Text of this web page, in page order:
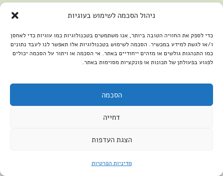
ניהול הסכמה לשימוש בעוגיות
כדי לספק את החוויה הטובה ביותר, אנו משתמשים בטכנולוגיות כמו עוגיות כדי לאחסן
ו/או לגשת למידע במכשיר. הסכמה לשימוש בטכנולוגיות אלו תאפשר לנו לעבד נתונים
כמו התנהגות גולשים או מזהים ייחודיים באתר. אי הסכמה או ויתור על הסכמה יכולים
לפגוע בפעולתן של תכונות או פונקציות מסוימות באתר.
הסכמה
דחייה
הצגת העדפות
מדיניות הפרטיות
2026 © כל הזכויות שמורות למיכל שמיר
הצהרת נגישות